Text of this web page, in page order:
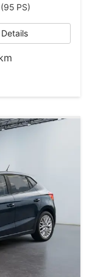
PS)
Details